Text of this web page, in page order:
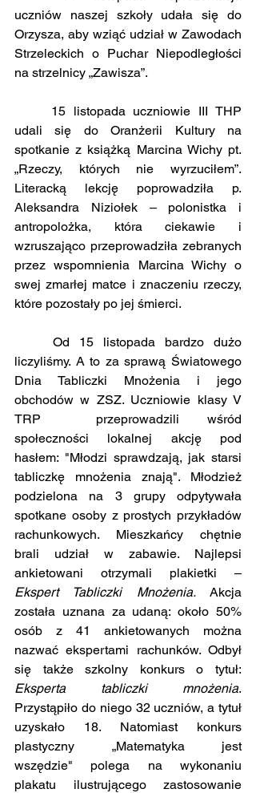
uczniów naszej szkoły udała się do
Orzysza, aby wziąć udział w Zawodach
Strzeleckich o Puchar Niepodległości
na strzelnicy „Zawisza”.
udali się do Oranżerii Kultury na
spotkanie z książką Marcina Wichy pt.
„Rzeczy, których nie wyrzuciłem”.
Literacką lekcję poprowadziła p.
Aleksandra Niziołek – polonistka i
antropolożka, która ciekawie i
wzruszająco przeprowadziła zebranych
przez wspomnienia Marcina Wichy o
swej zmarłej matce i znaczeniu rzeczy,
które pozostały po jej śmierci.
liczyliśmy. A to za sprawą Światowego
Dnia Tabliczki Mnożenia i jego
obchodów w ZSZ. Uczniowie klasy V
TRP  przeprowadzili wśród
społeczności lokalnej akcję pod
hasłem: "Młodzi sprawdzają, jak starsi
tabliczkę mnożenia znają". Młodzież
podzielona na 3 grupy odpytywała
spotkane osoby z prostych przykładów
rachunkowych. Mieszkańcy chętnie
brali udział w zabawie. Najlepsi
Ekspert Tabliczki Mnożenia. Akcja
została uznana za udaną: około 50%
osób z 41 ankietowanych można
nazwać ekspertami rachunków. Odbył
Eksperta tabliczki mnożenia.
Przystąpiło do niego 32 uczniów, a tytuł
uzyskało 18. Natomiast konkurs
plastyczny „Matematyka jest
wszędzie" polega na wykonaniu
plakatu ilustrującego zastosowanie